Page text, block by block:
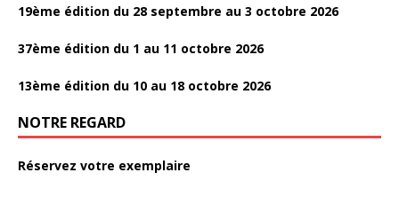
19ème édition du 28 septembre au 3 octobre 2026
37ème édition du 1 au 11 octobre 2026
13ème édition du 10 au 18 octobre 2026
NOTRE REGARD
Réservez votre exemplaire